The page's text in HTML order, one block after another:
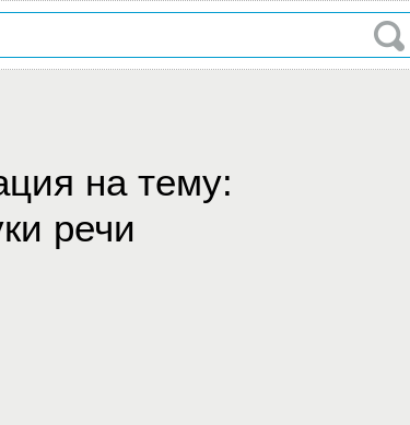
на тему:
речи